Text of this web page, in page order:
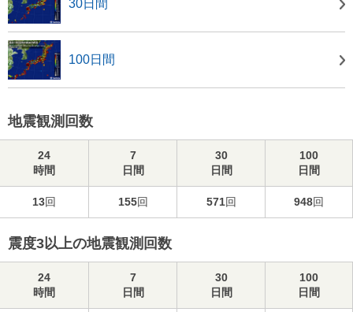
30日間
100日間
地震観測回数
24
時間
7
日間
30
日間
100
日間
13回 155回 571回 948回
震度3以上の地震観測回数
24
時間
7
日間
30
日間
100
日間